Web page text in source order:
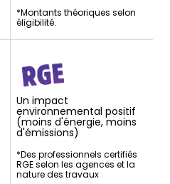
*Montants théoriques selon
éligibilité.
Un impact
environnemental positif
(moins d'énergie, moins
d'émissions)
*Des professionnels certifiés
RGE selon les agences et la
nature des travaux